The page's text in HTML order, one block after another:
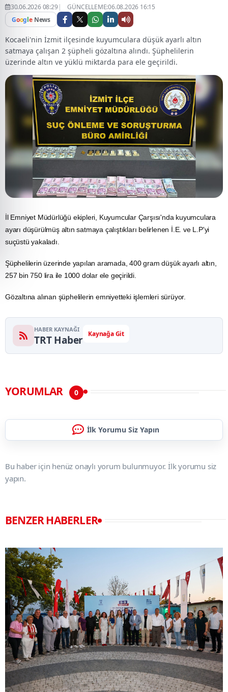
30.06.2026 08:29
GÜNCELLEME:06.08.2026 16:15
Google News
Kocaeli'nin İzmit ilçesinde kuyumculara düşük ayarlı altın
satmaya çalışan 2 şüpheli gözaltına alındı. Şüphelilerin
üzerinde altın ve yüklü miktarda para ele geçirildi.
İl Emniyet Müdürlüğü ekipleri, Kuyumcular Çarşısı'nda kuyumculara
ayarı düşürülmüş altın satmaya çalıştıkları belirlenen İ.E. ve L.P'yi
suçüstü yakaladı.
Şüphelilerin üzerinde yapılan aramada, 400 gram düşük ayarlı altın,
257 bin 750 lira ile 1000 dolarele geçirildi.
Gözaltına alınan şüphelilerin emniyetteki işlemleri sürüyor.
HABER KAYNAĞI
TRT Haber Kaynağa Git
YORUMLAR 0
İlk Yorumu Siz Yapın
Bu haber için henüz onaylı yorum bulunmuyor. İlk yorumu siz
yapın.
BENZER HABERLER